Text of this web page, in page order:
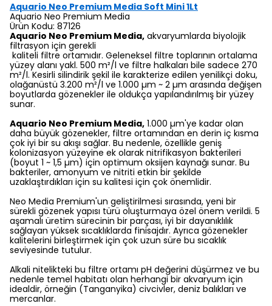
Aquario Neo Premium Media Soft Mini 1Lt
Aquario Neo Premium Media
Ürün Kodu: 87126
Aquario Neo Premium Media, akvaryumlarda biyolojik
filtrasyon için gerekli
kaliteli filtre ortamıdır. Geleneksel filtre toplarının ortalama
yüzey alanı yakl. 500 m²/l ve filtre halkaları bile sadece 270
m²/l. Kesirli silindirik şekil ile karakterize edilen yenilikçi doku,
olağanüstü 3.200 m²/l ve 1.000 µm ~ 2 µm arasında değişen
boyutlarda gözenekler ile oldukça yapılandırılmış bir yüzey
sunar.
Aquario Neo Premium Media, 1.000 µm'ye kadar olan
daha büyük gözenekler, filtre ortamından en derin iç kısma
çok iyi bir su akışı sağlar. Bu nedenle, özellikle geniş
kolonizasyon yüzeyine ek olarak nitrifikasyon bakterileri
(boyut 1 ~ 1,5 µm) için optimum oksijen kaynağı sunar. Bu
bakteriler, amonyum ve nitriti etkin bir şekilde
uzaklaştırdıkları için su kalitesi için çok önemlidir.
Neo Media Premium'un geliştirilmesi sırasında, yeni bir
sürekli gözenek yapısı türü oluşturmaya özel önem verildi. 5
aşamalı üretim sürecinin bir parçası, iyi bir dayanıklılık
sağlayan yüksek sıcaklıklarda finisajdır. Ayrıca gözenekler
kalitelerini birleştirmek için çok uzun süre bu sıcaklık
seviyesinde tutulur.
Alkali nitelikteki bu filtre ortamı pH değerini düşürmez ve bu
nedenle temel habitatı olan herhangi bir akvaryum için
idealdir, örneğin (Tanganyika) civcivler, deniz balıkları ve
mercanlar.